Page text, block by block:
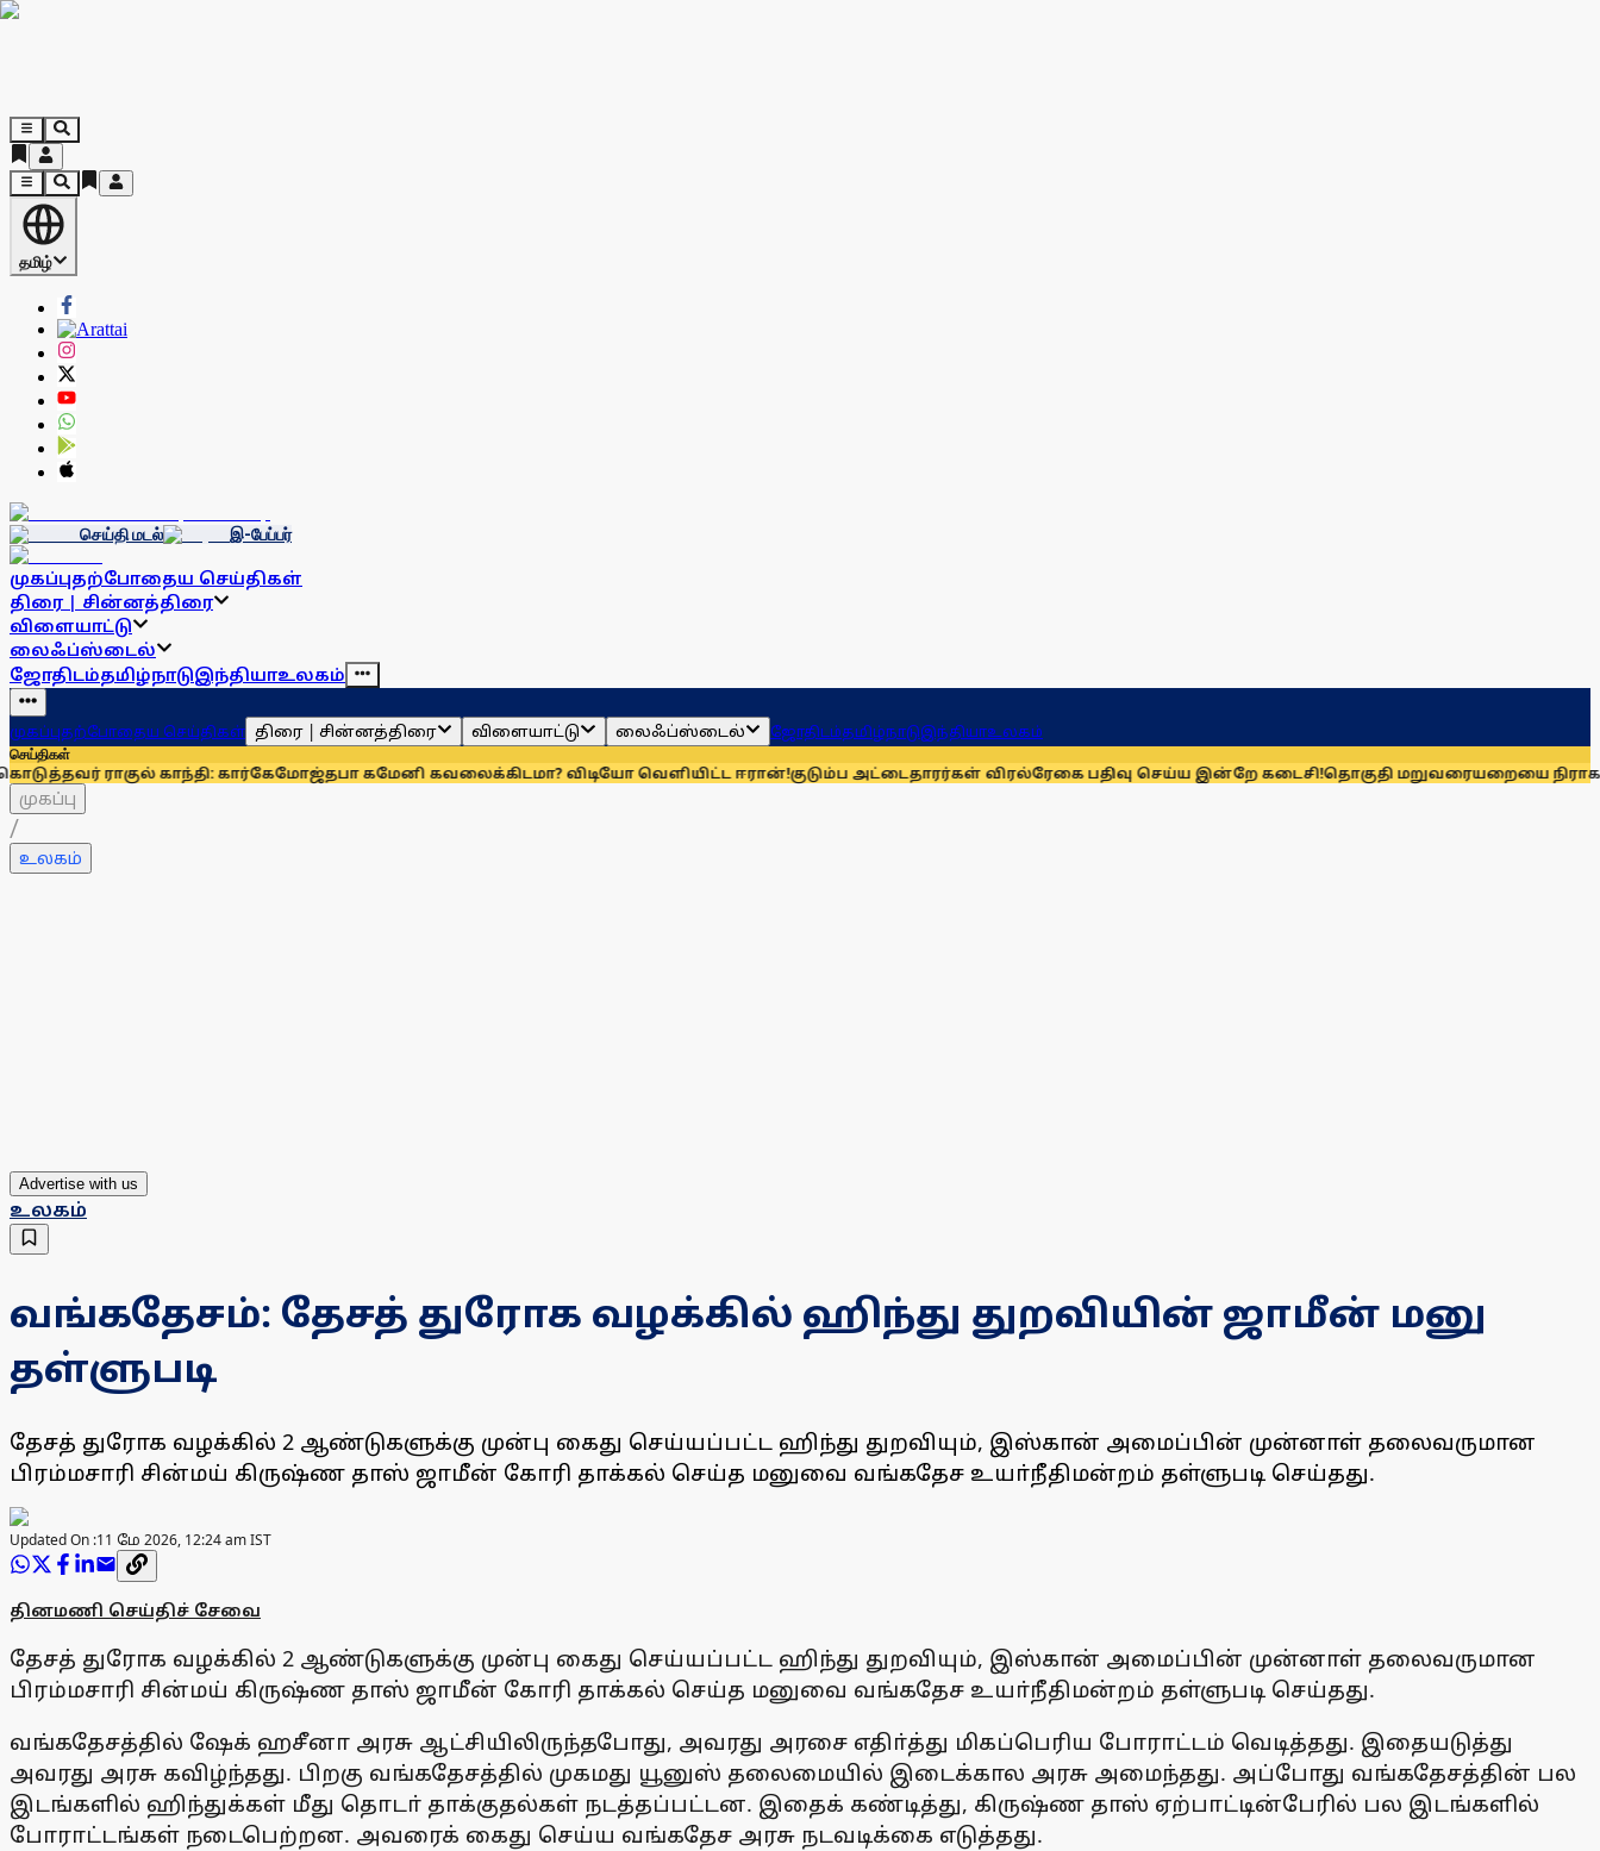
தமிழ்
செய்தி மடல் இ-பேப்பர்
முகப்புதற்போதைய செய்திகள்
திரை | சின்னத்திரை
விளையாட்டு
லைஃப்ஸ்டைல்
ஜோதிடம்தமிழ்நாடுஇந்தியாஉலகம்
முகப்புதற்போதைய செய்திகள் திரை | சின்னத்திரை விளையாட்டு லைஃப்ஸ்டைல் ஜோதிடம்தமிழ்நாடுஇந்தியாஉலகம்
செய்திகள்
காந்தி: கார்கேமோஜ்தபா கமேனி கவலைக்கிடமா? விடியோ வெளியிட்ட ஈரான்!குடும்ப அட்டைதாரர்கள் விரல்ரேகை பதிவு செய்ய இன்றே கடைசி!தொகுதி மறுவரையறையை நிராகரிக்க
முகப்பு
/
உலகம்
Advertise with us
உலகம்
வங்கதேசம்: தேசத் துரோக வழக்கில் ஹிந்து துறவியின் ஜாமீன் மனு
தள்ளுபடி
தேசத் துரோக வழக்கில் 2 ஆண்டுகளுக்கு முன்பு கைது செய்யப்பட்ட ஹிந்து துறவியும், இஸ்கான் அமைப்பின் முன்னாள் தலைவருமான
பிரம்மசாரி சின்மய் கிருஷ்ண தாஸ் ஜாமீன் கோரி தாக்கல் செய்த மனுவை வங்கதேச உயா்நீதிமன்றம் தள்ளுபடி செய்தது.
Updated On :11 மே 2026, 12:24 am IST
தினமணி செய்திச் சேவை
தேசத் துரோக வழக்கில் 2 ஆண்டுகளுக்கு முன்பு கைது செய்யப்பட்ட ஹிந்து துறவியும், இஸ்கான் அமைப்பின் முன்னாள் தலைவருமான
பிரம்மசாரி சின்மய் கிருஷ்ண தாஸ் ஜாமீன் கோரி தாக்கல் செய்த மனுவை வங்கதேச உயா்நீதிமன்றம் தள்ளுபடி செய்தது.
வங்கதேசத்தில் ஷேக் ஹசீனா அரசு ஆட்சியிலிருந்தபோது, அவரது அரசை எதிா்த்து மிகப்பெரிய போராட்டம் வெடித்தது. இதையடுத்து
அவரது அரசு கவிழ்ந்தது. பிறகு வங்கதேசத்தில் முகமது யூனுஸ் தலைமையில் இடைக்கால அரசு அமைந்தது. அப்போது வங்கதேசத்தின் பல
இடங்களில் ஹிந்துக்கள் மீது தொடா் தாக்குதல்கள் நடத்தப்பட்டன. இதைக் கண்டித்து, கிருஷ்ண தாஸ் ஏற்பாட்டின்பேரில் பல இடங்களில்
போராட்டங்கள் நடைபெற்றன. அவரைக் கைது செய்ய வங்கதேச அரசு நடவடிக்கை எடுத்தது.